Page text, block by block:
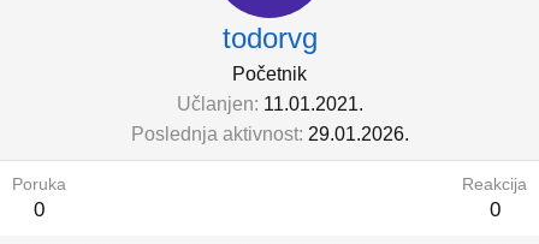
todorvg
Početnik
Učlanjen 11.01.2021.
Poslednja aktivnost 29.01.2026.
Poruka
0
Reakcija
0